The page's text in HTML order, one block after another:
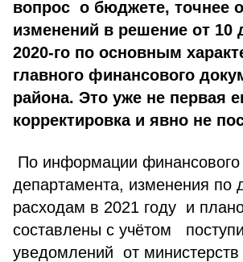
вопрос о бюджете, точнее
изменений в решение от 10
2020-го по основным
главного финансового
района. Это уже не первая
корректировка и явно не
По информации финансового
департамента, изменения по
расходам в 2021 году и
составлены с учётом
уведомлений от